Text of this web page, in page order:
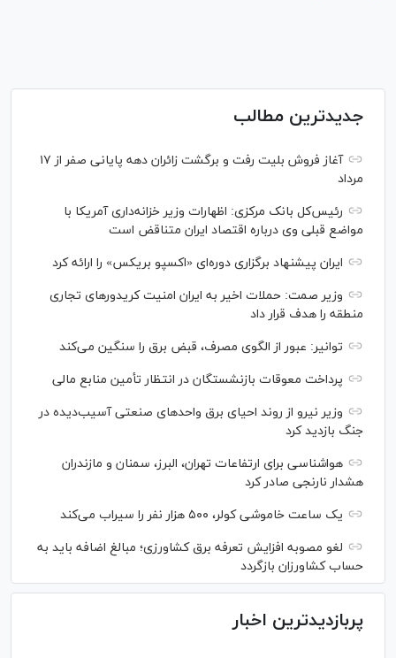
جدیدترین مطالب
آغاز فروش بلیت رفت و برگشت زائران دهه پایانی صفر از ۱۷
مرداد
رئیس‌کل بانک مرکزی: اظهارات وزیر خزانه‌داری آمریکا با
مواضع قبلی وی درباره اقتصاد ایران متناقض است
ایران پیشنهاد برگزاری دوره‌ای «اکسپو بریکس» را ارائه کرد
وزیر صمت: حملات اخیر به ایران امنیت کریدورهای تجاری
منطقه را هدف قرار داد
توانیر: عبور از الگوی مصرف، قبض برق را سنگین می‌کند
پرداخت معوقات بازنشستگان در انتظار تأمین منابع مالی
وزیر نیرو از روند احیای برق واحدهای صنعتی آسیب‌دیده در
جنگ بازدید کرد
هواشناسی برای ارتفاعات تهران، البرز، سمنان و مازندران
هشدار نارنجی صادر کرد
یک ساعت خاموشی کولر، ۵۰۰ هزار نفر را سیراب می‌کند
لغو مصوبه افزایش تعرفه برق کشاورزی؛ مبالغ اضافه باید به
حساب کشاورزان بازگردد
پربازدیدترین اخبار